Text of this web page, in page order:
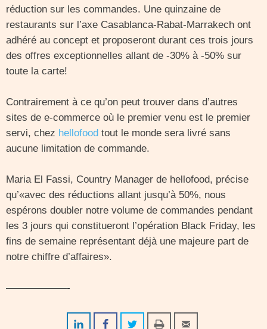
réduction sur les commandes. Une quinzaine de
restaurants sur l’axe Casablanca-Rabat-Marrakech ont
adhéré au concept et proposeront durant ces trois jours
des offres exceptionnelles allant de -30% à -50% sur
toute la carte!
Contrairement à ce qu’on peut trouver dans d’autres
sites de e-commerce où le premier venu est le premier
servi, chez hellofood tout le monde sera livré sans
aucune limitation de commande.
Maria El Fassi, Country Manager de hellofood, précise
qu’«avec des réductions allant jusqu’à 50%, nous
espérons doubler notre volume de commandes pendant
les 3 jours qui constitueront l’opération Black Friday, les
fins de semaine représentant déjà une majeure part de
notre chiffre d’affaires».
——————-